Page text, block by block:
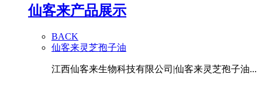
仙客来产品展示
BACK
仙客来灵芝孢子油
江西仙客来生物科技有限公司|仙客来灵芝孢子油...